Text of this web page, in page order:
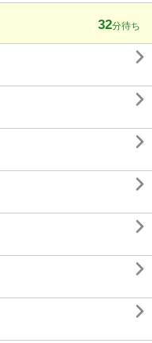
32分待ち






